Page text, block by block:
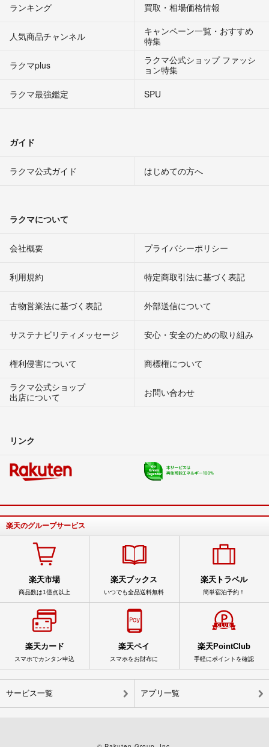
ランキング 買取・相場価格情報
人気商品チャンネル
キャンペーン一覧・おすすめ
特集
ラクマplus
ラクマ公式ショップ ファッシ
ョン特集
ラクマ最強鑑定
SPU
ガイド
ラクマ公式ガイド はじめての方へ
ラクマについて
会社概要 プライバシーポリシー
利用規約 特定商取引法に基づく表記
古物営業法に基づく表記 外部送信について
サステナビリティメッセージ 安心・安全のための取り組み
権利侵害について
商標権について
ラクマ公式ショップ
出店について
お問い合わせ
リンク
楽天のグループサービス
楽天市場
商品数は1億点以上
楽天ブックス
いつでも全品送料無料
楽天トラベル
簡単宿泊予約！
楽天カード
スマホでカンタン申込
楽天ペイ
スマホをお財布に
楽天PointClub
手軽にポイントを確認
サービス一覧 アプリ一覧